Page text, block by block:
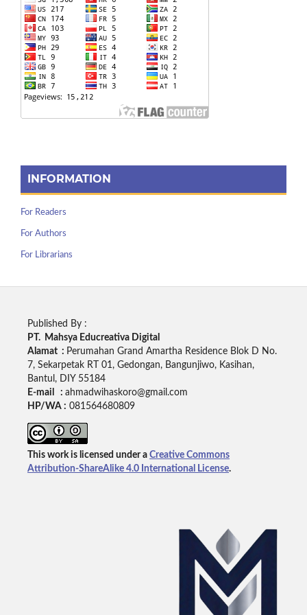
INFORMATION
For Readers
For Authors
For Librarians
Published By :
PT. Mahsya Educreativa Digital
Alamat : Perumahan Grand Amartha Residence Blok D No.
7, Sekarpetak RT 01, Gedongan, Bangunjiwo, Kasihan,
Bantul, DIY 55184
E-mail : ahmadwihaskoro@gmail.com
HP/WA : 081564680809
This work is licensed under a Creative Commons
Attribution-ShareAlike 4.0 International License.